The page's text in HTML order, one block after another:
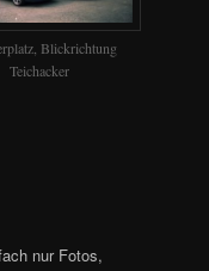
Blickrichtung
Teichacker
nur Fotos,